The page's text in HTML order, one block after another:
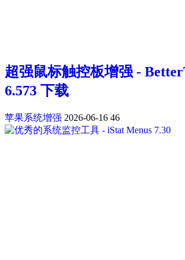
超强鼠标触控板增强 -
6.573 下载
苹果系统增强 2026-06-16 46